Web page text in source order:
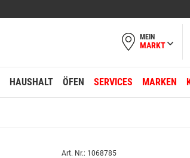
MEIN
MARKT
HAUSHALT ÖFEN SERVICES MARKEN
Art. Nr.: 1068785